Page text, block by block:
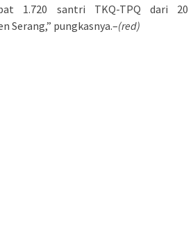
1.720 santri TKQ-TPQ dari 20
Serang,” pungkasnya.–(red)